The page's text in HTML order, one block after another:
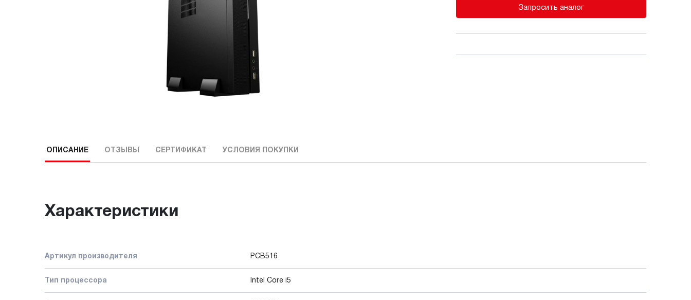
Запросить аналог
ОПИСАНИЕ ОТЗЫВЫ СЕРТИФИКАТ УСЛОВИЯ ПОКУПКИ
Характеристики
Артикул производителя PCB516
Тип процессора Intel Core i5